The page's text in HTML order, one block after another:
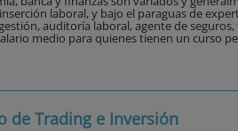
laboral, y bajo el paraguas de
auditoría laboral, agente de
medio para quienes tienen un curso
de Trading e Inversión